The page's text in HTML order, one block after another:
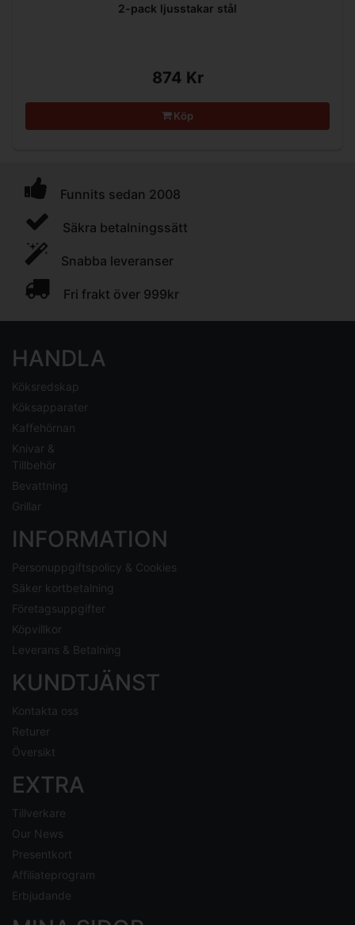
2-pack ljusstakar stål
874 Kr
Köp
Funnits sedan 2008
Säkra betalningssätt
Snabba leveranser
Fri frakt över 999kr
HANDLA
Köksredskap
Köksapparater
Kaffehörnan
Knivar &
Tillbehör
Bevattning
Grillar
INFORMATION
Personuppgiftspolicy & Cookies
Säker kortbetalning
Företagsuppgifter
Köpvillkor
Leverans & Betalning
KUNDTJÄNST
Kontakta oss
Returer
Översikt
EXTRA
Tillverkare
Our News
Presentkort
Affiliateprogram
Erbjudande